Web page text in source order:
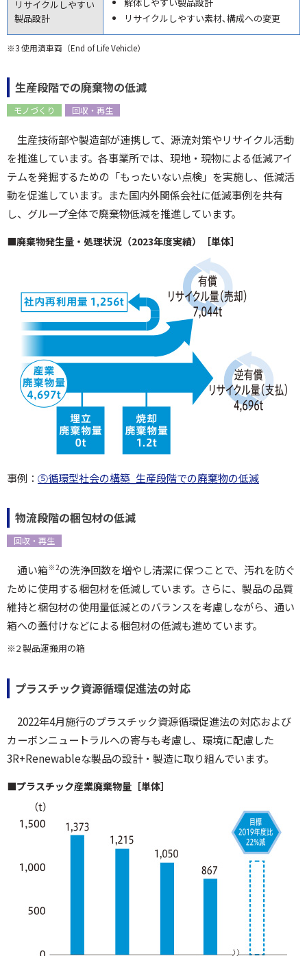
リサイクルしやすい
製品設計
解体しやすい製品設計
リサイクルしやすい素材､構成への変更
※3 使用済車両（End of Life Vehicle）
生産段階での廃棄物の低減
モノづくり 回収・再生
生産技術部や製造部が連携して、源流対策やリサイクル活動
を推進しています。各事業所では、現地・現物による低減アイ
テムを発掘するための「もったいない点検」を実施し、低減活
動を促進しています。また国内外関係会社に低減事例を共有
し、グループ全体で廃棄物低減を推進しています。
■廃棄物発生量・処理状況（2023年度実績）［単体］
事例： ⑤循環型社会の構築_生産段階での廃棄物の低減
物流段階の梱包材の低減
回収・再生
通い箱※2の洗浄回数を増やし清潔に保つことで、汚れを防ぐ
ために使用する梱包材を低減しています。さらに、製品の品質
維持と梱包材の使用量低減とのバランスを考慮しながら、通い
箱への蓋付けなどによる梱包材の低減も進めています。
※2 製品運搬用の箱
プラスチック資源循環促進法の対応
2022年4月施行のプラスチック資源循環促進法の対応および
カーボンニュートラルへの寄与も考慮し、環境に配慮した
3R+Renewableな製品の設計・製造に取り組んでいます。
■プラスチック産業廃棄物量［単体］